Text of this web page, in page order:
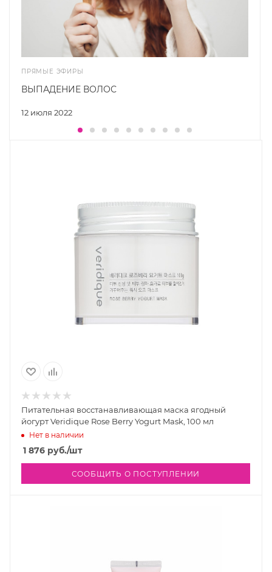
ПРЯМЫЕ ЭФИРЫ
12 июля 2022
ВЫПАДЕНИЕ ВОЛОС
Питательная восстанавливающая маска ягодный
йогурт Veridique Rose Berry Yogurt Mask, 100 мл
Нет в наличии
1 876 руб./шт
СООБЩИТЬ О ПОСТУПЛЕНИИ